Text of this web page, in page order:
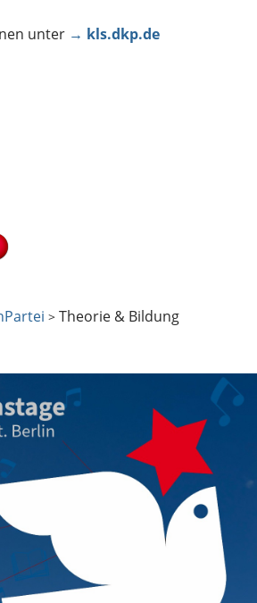
unter → kls.dkp.de
Partei > Theorie & Bildung